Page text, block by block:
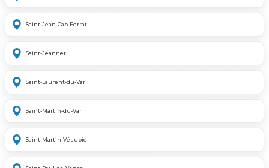
Saint-Jean-Cap-Ferrat
Saint-Jeannet
Saint-Laurent-du-Var
Saint-Martin-du-Var
Saint-Martin-Vésubie